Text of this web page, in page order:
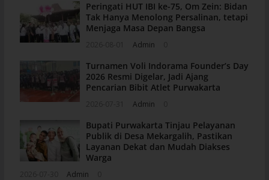
Peringati HUT IBI ke-75, Om Zein: Bidan
Tak Hanya Menolong Persalinan, tetapi
Menjaga Masa Depan Bangsa
Admin
Turnamen Voli Indorama Founder’s Day
2026 Resmi Digelar, Jadi Ajang
Pencarian Bibit Atlet Purwakarta
Admin
Bupati Purwakarta Tinjau Pelayanan
Publik di Desa Mekargalih, Pastikan
Layanan Dekat dan Mudah Diakses
Warga
Admin